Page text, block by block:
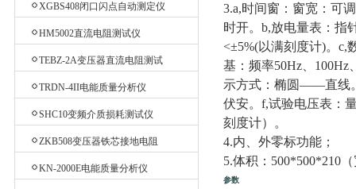
XGBS408闭口闪点自动测定仪
HM5002直流电阻测试仪
TEBZ-2A变压器直流电阻测试
TRDN-4II电能质量分析仪
SHC10变频介质损耗测试仪
ZKB508变压器铁芯接地电阻
KN-2000E电能质量分析仪
3.a,时间窗：窗宽：可
时开。b,放电量表：指
<±5%(以满刻度计)。c,
基：频率50Hz、100Hz
示方式：椭圆——直线
伏安。f,试验电压表：
刻度计）。
4.内、外零标功能；
5.体积：500*500*210
参数